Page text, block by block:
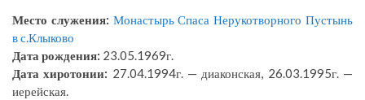
Место служения: Монастырь Спаса Нерукотворного Пустынь
в с.Клыково
Дата рождения: 23.05.1969г.
Дата хиротонии: 27.04.1994г. — диаконская, 26.03.1995г. —
иерейская.